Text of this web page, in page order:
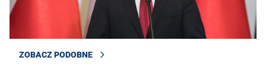
ZOBACZ PODOBNE